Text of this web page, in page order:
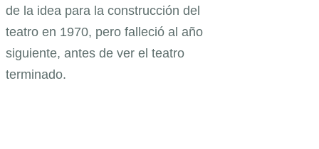
de la idea para la construcción del
teatro en 1970, pero falleció al año
siguiente, antes de ver el teatro
terminado.